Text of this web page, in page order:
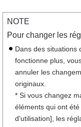
NOTE
Pour changer les
Dans des situations
fonctionne plus,
annuler les
originaux.
* Si vous changez
éléments qui ont
d'utilisation], les